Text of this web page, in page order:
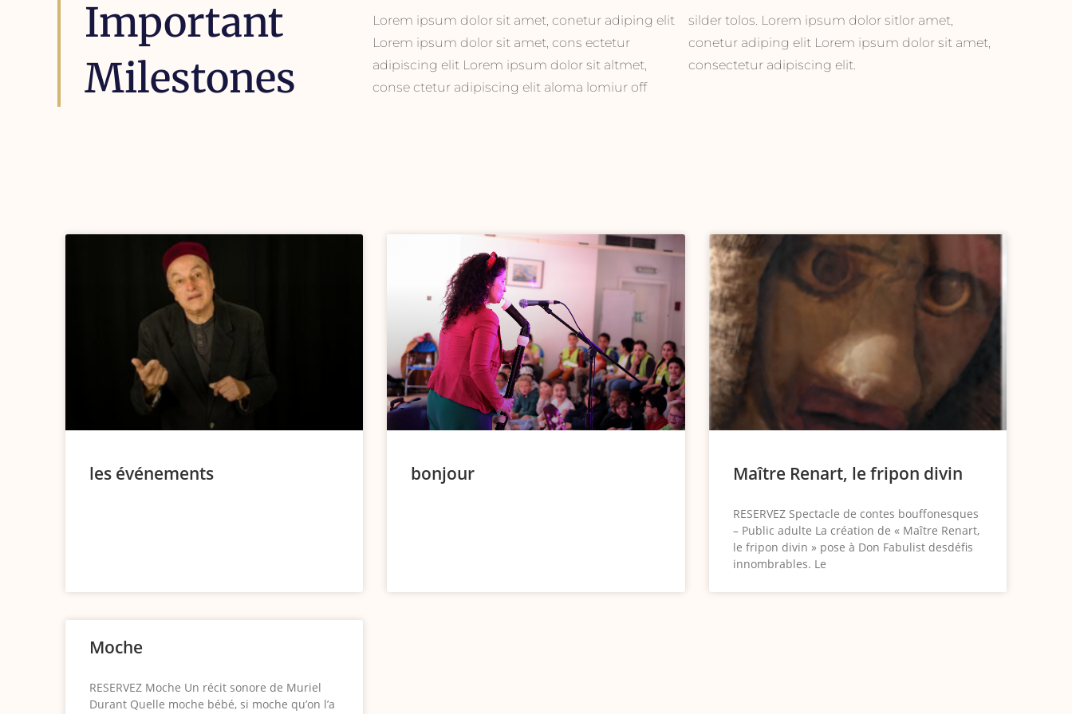
Important
Milestones
Lorem ipsum dolor sit amet, conetur adiping elit
Lorem ipsum dolor sit amet, cons ectetur
adipiscing elit Lorem ipsum dolor sit altmet,
conse ctetur adipiscing elit aloma lomiur off
silder tolos. Lorem ipsum dolor sitlor amet,
conetur adiping elit Lorem ipsum dolor sit amet,
consectetur adipiscing elit.
les événements bonjour Maître Renart, le fripon divin
RESERVEZ Spectacle de contes bouffonesques
– Public adulte La création de « Maître Renart,
le fripon divin » pose à Don Fabulist desdéfis
innombrables. Le
Moche
RESERVEZ Moche Un récit sonore de Muriel
Durant Quelle moche bébé, si moche qu’on l’a